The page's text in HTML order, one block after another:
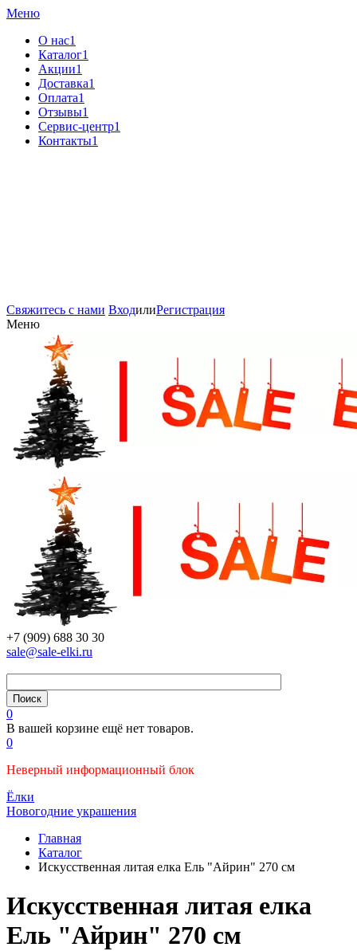
Меню
О нас1
Каталог1
Акции1
Доставка1
Оплата1
Отзывы1
Сервис-центр1
Контакты1
Свяжитесь с нами ВходилиРегистрация
Меню
+7 (909) 688 30 30
sale@sale-elki.ru
0
В вашей корзине ещё нет товаров.
0
Неверный информационный блок
Ёлки
Новогодние украшения
Главная
Каталог
Искусственная литая елка Ель "Айрин" 270 см
Искусственная литая елка
Ель "Айрин" 270 см